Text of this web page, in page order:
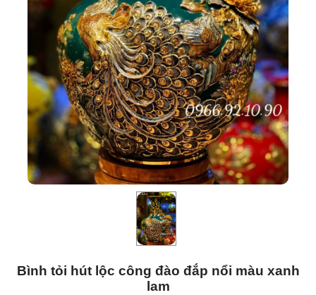
Bình tỏi hút lộc công đào đắp nổi màu xanh
lam